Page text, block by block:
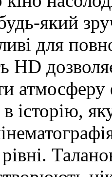
який
для
HD
історію,